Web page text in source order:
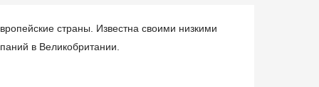
страны. Известна своими низкими
в Великобритании.